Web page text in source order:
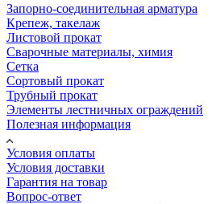
Запорно-соединительная арматура
Крепеж, такелаж
Листовой прокат
Сварочные материалы, химия
Сетка
Сортовый прокат
Трубный прокат
Элементы лестничных ограждений
Полезная информация
Условия оплаты
Условия доставки
Гарантия на товар
Вопрос-ответ